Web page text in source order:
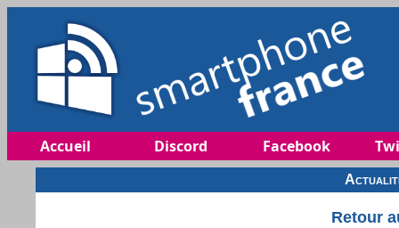
Accueil Discord Facebook
Retour